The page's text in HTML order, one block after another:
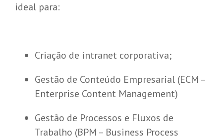
ideal para:
Criação de intranet corporativa;
Gestão de Conteúdo Empresarial (ECM –
Enterprise Content Management)
Gestão de Processos e Fluxos de
Trabalho (BPM – Business Process